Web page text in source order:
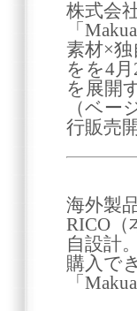
株式会
「
素材×
をを4
を展開
（ベー
行販売
海外製
RICO（
自設計
購入で
「